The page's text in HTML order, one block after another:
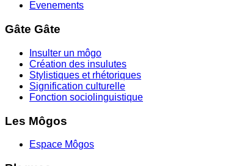
Evenements
Gâte Gâte
Insulter un môgo
Création des insulutes
Stylistiques et rhétoriques
Signification culturelle
Fonction sociolinguistique
Les Môgos
Espace Môgos